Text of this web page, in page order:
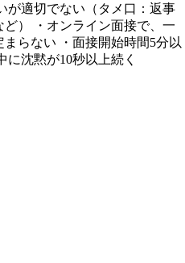
が適切でない（タメ口：返事
） ・オンライン面接で、一
らない ・面接開始時間5分以
に沈黙が10秒以上続く